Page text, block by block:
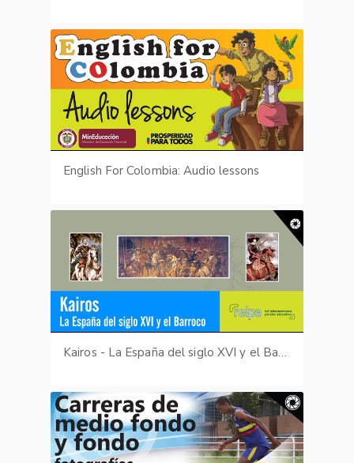
English For Colombia: Audio lessons
Kairos - La España del siglo XVI y el Barroco